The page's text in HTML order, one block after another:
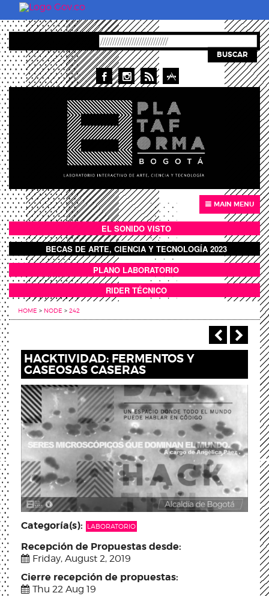
Skip to main content
BUSCAR
MAIN MENU
BOTÓN SONIDO VISTO
EL SONIDO VISTO
BOTON DOMO LLENO
BECAS DE ARTE, CIENCIA Y TECNOLOGÍA 2023
ANEXOS
PLANO LABORATORIO
RIDER TÉCNICO
HOME > NODE > 242
‹
HACKTIVIDAD: FERMENTOS Y
GASEOSAS CASERAS
Categoría(s): LABORATORIO
Recepción de Propuestas desde:
Friday, August 2, 2019
Cierre recepción de propuestas:
Thu 22 Aug 19